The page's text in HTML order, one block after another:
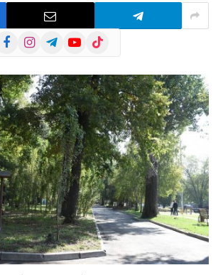
FacebookInstagramTelegramYouTube
TikTok